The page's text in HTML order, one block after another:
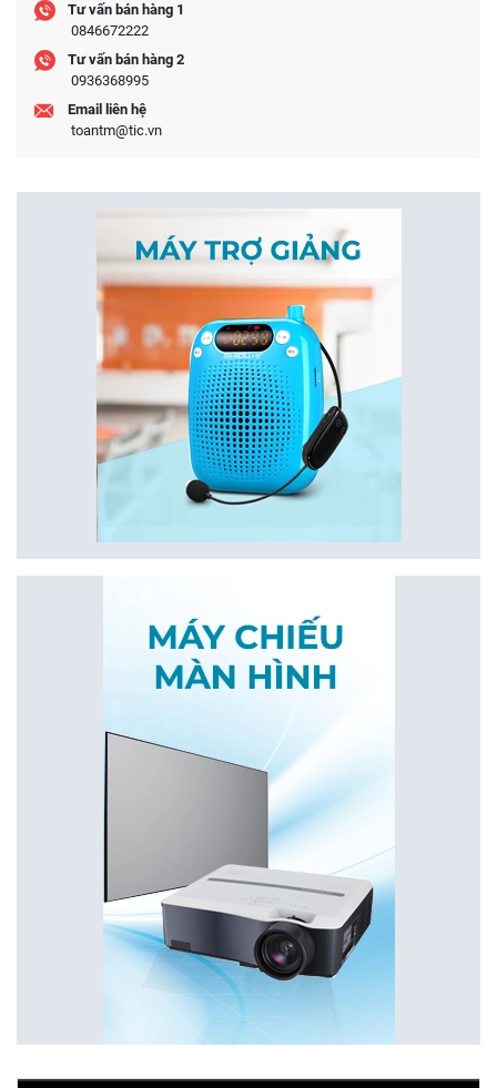
Tư vấn bán hàng 1
0846672222
Tư vấn bán hàng 2
0936368995
Email liên hệ
toantm@tic.vn